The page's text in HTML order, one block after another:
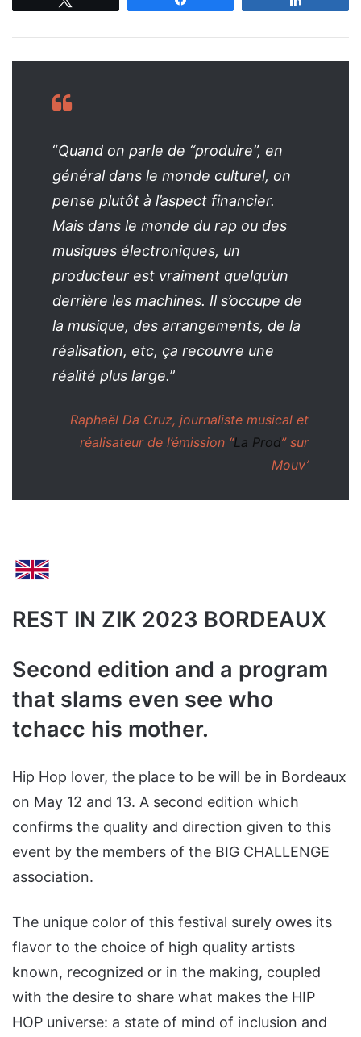
“Quand on parle de “produire”, en
général dans le monde culturel, on
pense plutôt à l’aspect financier.
Mais dans le monde du rap ou des
musiques électroniques, un
producteur est vraiment quelqu’un
derrière les machines. Il s’occupe de
la musique, des arrangements, de la
réalisation, etc, ça recouvre une
réalité plus large.”
Raphaël Da Cruz, journaliste musical et
réalisateur de l’émission “La Prod” sur
Mouv’
REST IN ZIK 2023 BORDEAUX
Second edition and a program
that slams even see who
tchacc his mother.
Hip Hop lover, the place to be will be in Bordeaux
on May 12 and 13. A second edition which
confirms the quality and direction given to this
event by the members of the BIG CHALLENGE
association.
The unique color of this festival surely owes its
flavor to the choice of high quality artists
known, recognized or in the making, coupled
with the desire to share what makes the HIP
HOP universe: a state of mind of inclusion and